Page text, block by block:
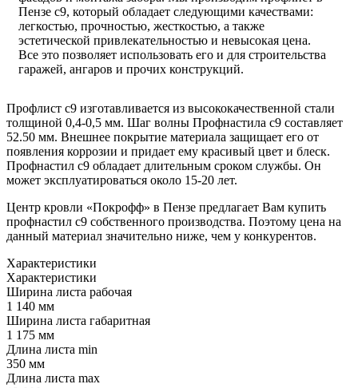
Пензе с9, который обладает следующими качествами:
легкостью, прочностью, жесткостью, а также
эстетической привлекательностью и невысокая цена.
Все это позволяет использовать его и для строительства
гаражей, ангаров и прочих конструкций.
Профлист с9 изготавливается из высококачественной стали
толщиной 0,4-0,5 мм. Шаг волны Профнастила с9 составляет
52.50 мм. Внешнее покрытие материала защищает его от
появления коррозии и придает ему красивый цвет и блеск.
Профнастил с9 обладает длительным сроком службы. Он
может эксплуатироваться около 15-20 лет.
Центр кровли «Покрофф» в Пензе предлагает Вам купить
профнастил с9 собственного производства. Поэтому цена на
данный материал значительно ниже, чем у конкурентов.
Характеристики
Характеристики
Ширина листа рабочая
1 140 мм
Ширина листа габаритная
1 175 мм
Длина листа min
350 мм
Длина листа max